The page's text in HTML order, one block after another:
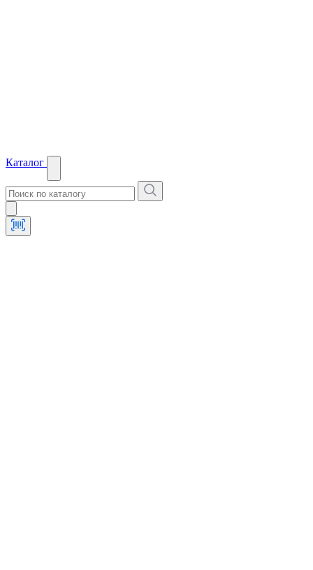
Каталог